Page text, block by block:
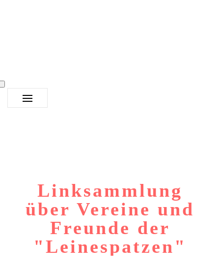
Linksammlung
über Vereine und
Freunde der
"Leinespatzen"